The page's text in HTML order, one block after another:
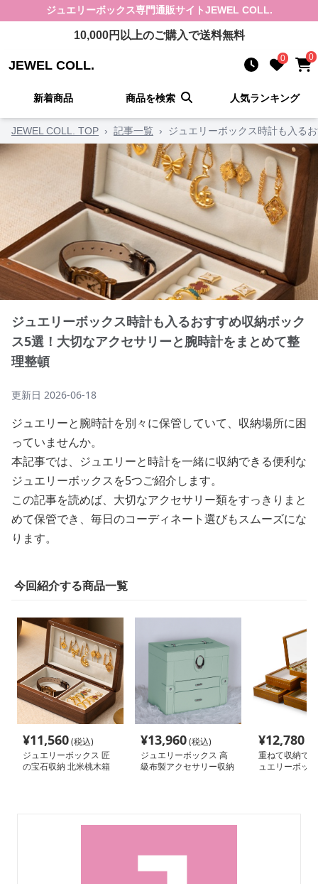
ジュエリーボックス専門通販サイトJEWEL COLL.
10,000円以上のご購入で送料無料
JEWEL COLL. 0 0
新着商品 商品を検索 人気ランキング
JEWEL COLL. TOP › 記事一覧 › ジュエリーボックス時計も入る
ジュエリーボックス時計も入るおすすめ収納ボック
ス5選！大切なアクセサリーと腕時計をまとめて整
理整頓
更新日 2026-06-18
ジュエリーと腕時計を別々に保管していて、収納場所に困
っていませんか。
本記事では、ジュエリーと時計を一緒に収納できる便利な
ジュエリーボックスを5つご紹介します。
この記事を読めば、大切なアクセサリー類をすっきりまと
めて保管でき、毎日のコーディネート選びもスムーズにな
ります。
今回紹介する商品一覧
¥11,560(税込)
ジュエリーボックス 匠
の宝石収納 北米桃木箱
¥13,960(税込)
ジュエリーボックス 高
級布製アクセサリー収納
¥12,780
重ねて収納で
ュエリーボッ